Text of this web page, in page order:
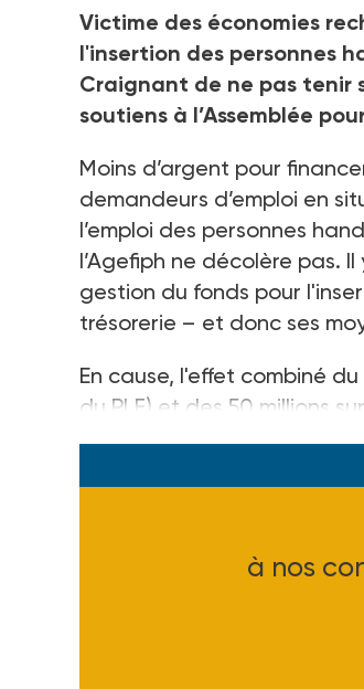
Crédit photo Firma V -
Victime des économies
l'insertion des personnes
Craignant de ne pas tenir
soutiens à l’Assemblée
Moins d’argent pour
demandeurs d’emploi en
l’emploi des personnes
l’Agefiph ne décolère pas.
gestion du fonds pour
trésorerie – et donc ses
En cause, l'effet combiné
du PLF) et des 50 millions
à nos